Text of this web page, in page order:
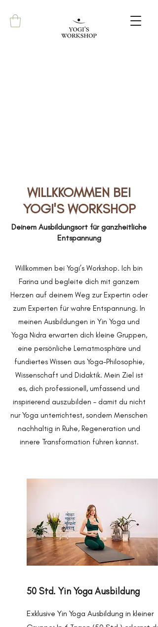
WILLKKOMMEN BEI
YOGI'S WORKSHOP
Deinem Ausbildungsort für ganzheitliche
Entspannung
Willkommen bei Yogi’s Workshop. Ich bin
Farina und begleite dich mit ganzem
Herzen auf deinem Weg zur Expertin oder
zum Experten für wahre Entspannung. In
meinen Ausbildungen in Yin Yoga und
Yoga Nidra erwarten dich kleine Gruppen,
eine persönliche Lernatmosphäre und
fundiertes Wissen aus Yoga-Philosophie,
Wissenschaft und Didaktik. Mein Ziel ist
es, dich professionell, umfassend und
inspirierend auszubilden – damit du nicht
nur Yoga unterrichtest, sondern Menschen
nachhaltig in Ruhe, Regeneration und
innere Transformation führen kannst.
50 Std. Yin Yoga Ausbildung
Exklusive Yin Yoga Ausbildung in kleiner